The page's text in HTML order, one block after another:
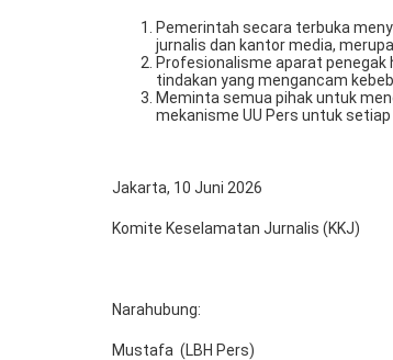
Pemerintah secara terbuka
jurnalis dan kantor media,
Profesionalisme aparat penegak
tindakan yang mengancam
Meminta semua pihak untuk
mekanisme UU Pers untuk
Jakarta, 10 Juni 2026
Komite Keselamatan Jurnalis (KKJ)
Narahubung:
Mustafa (LBH Pers)